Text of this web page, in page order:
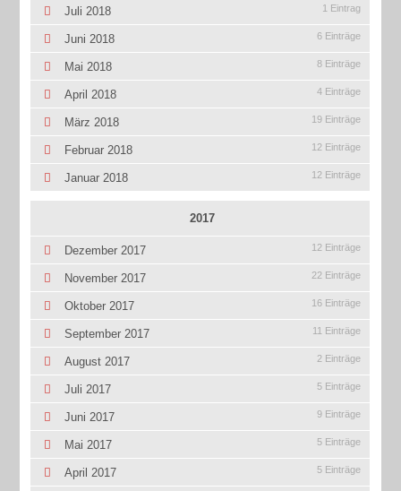
Juli 2018 1 Eintrag
Juni 2018 6 Einträge
Mai 2018 8 Einträge
April 2018 4 Einträge
März 2018 19 Einträge
Februar 2018 12 Einträge
Januar 2018 12 Einträge
2017
Dezember 2017 12 Einträge
November 2017 22 Einträge
Oktober 2017 16 Einträge
September 2017 11 Einträge
August 2017 2 Einträge
Juli 2017 5 Einträge
Juni 2017 9 Einträge
Mai 2017 5 Einträge
April 2017 5 Einträge